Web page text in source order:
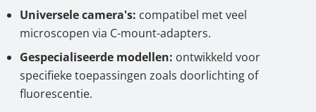
Universele camera's: compatibel met veel
microscopen via C-mount-adapters.
Gespecialiseerde modellen: ontwikkeld voor
specifieke toepassingen zoals doorlichting of
fluorescentie.